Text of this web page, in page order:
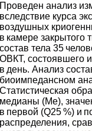
Проведен анализ
вследствие курса
воздушных
в камере закрытого
состав тела 35
ОВКТ, состоявшего
в день. Анализ
биоимпедансном
Статистическая
медианы (Ме),
в первой (Q25 %) и
распределения,